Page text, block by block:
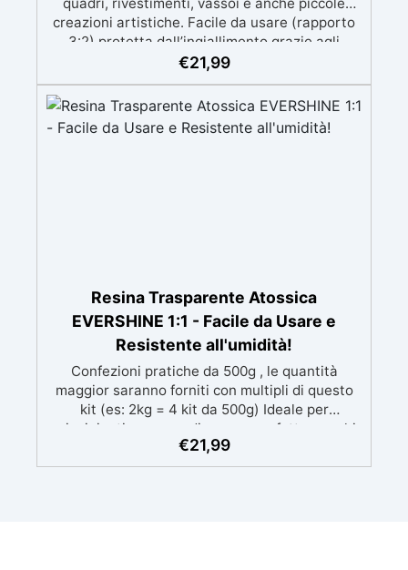
creazioni artistiche. Facile da usare (rapporto
3:2) protetta dall’ingiallimento grazie agli
speciali filtri UV Formula densa : non cola via,
in 12-24h garantendo una superficie lucida e
brillante
€21,99
Resina Trasparente Atossica
EVERSHINE 1:1 - Facile da Usare e
Resistente all'umidità!
Confezioni pratiche da 500g , le quantità
maggior saranno forniti con multipli di questo
kit (es: 2kg = 4 kit da 500g) Ideale per
principianti: a prova di errore, perfetta per chi
inizia. Sempre lucida: garantisce una finitura
brillante e uniforme in ogni condizione.
€21,99